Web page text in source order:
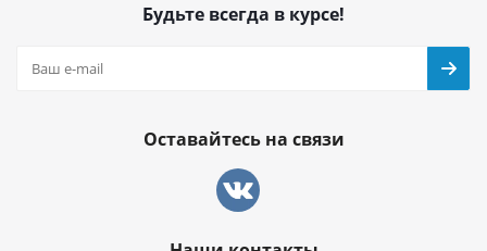
Будьте всегда в курсе!
Оставайтесь на связи